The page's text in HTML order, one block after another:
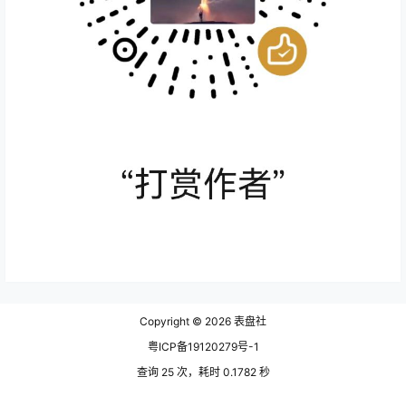
Copyright © 2026 表盘社
粤ICP备19120279号-1
查询 25 次，耗时 0.1782 秒